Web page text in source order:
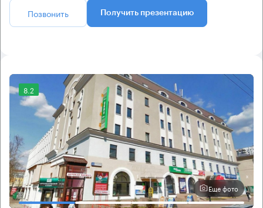
Позвонить Получить презентацию
8.2
Еще фото